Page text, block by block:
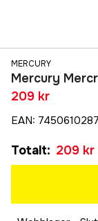
MERCURY
Mercury
209 kr
EAN:
Totalt: 209 kr